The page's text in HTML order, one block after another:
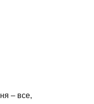
– все,